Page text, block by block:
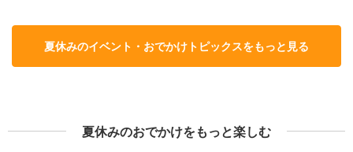
夏休みのイベント・おでかけトピックスをもっと見る
夏休みのおでかけをもっと楽しむ